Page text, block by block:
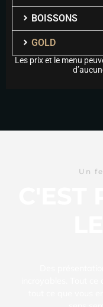
BOISSONS
GOLD
Les prix et le menu
Un